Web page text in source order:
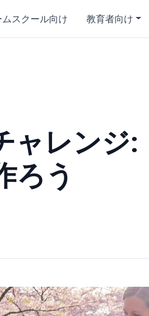
ムスクール向け 教育者向け
ャレンジ:
ろう